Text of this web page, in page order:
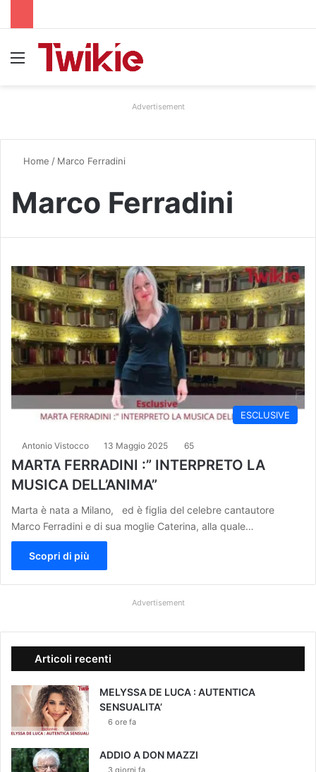
Advertisement
Home / Marco Ferradini
Marco Ferradini
ESCLUSIVE
Antonio Vistocco 13 Maggio 2025 65
MARTA FERRADINI :” INTERPRETO LA
MUSICA DELL’ANIMA”
Marta è nata a Milano, ed è figlia del celebre cantautore
Marco Ferradini e di sua moglie Caterina, alla quale…
Scopri di più
Advertisement
Articoli recenti
MELYSSA DE LUCA : AUTENTICA
SENSUALITA’
6 ore fa
ADDIO A DON MAZZI